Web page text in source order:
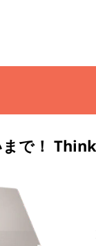
まで！